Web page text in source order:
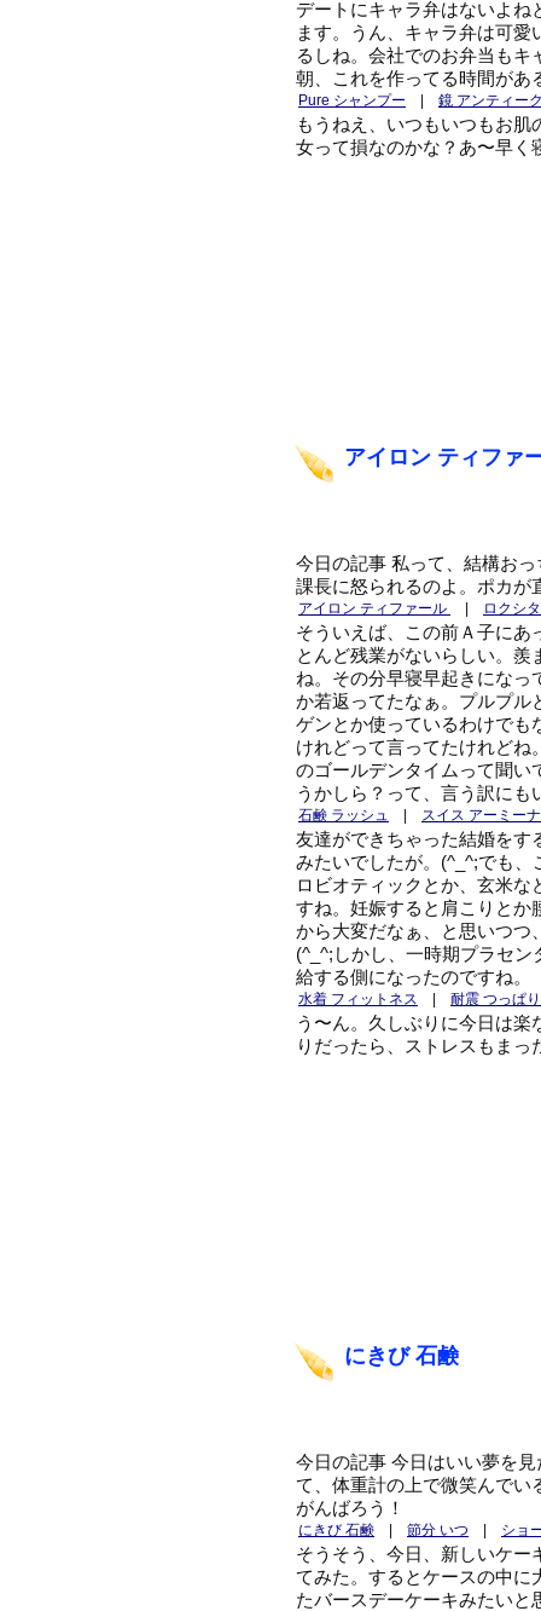
デートにキャラ弁はないよね
ます。うん、キャラ弁は可
るしね。会社でのお弁当も
朝、これを作ってる時間があ
Pure シャンプー 鏡 アンティー
もうねえ、いつもいつもお
女って損なのかな？あ〜早く
アイロン ティファ
今日の記事 私って、結構お
課長に怒られるのよ。ポカが
アイロン ティファール ロクシ
そういえば、この前Ａ子にあ
とんど残業がないらしい。
ね。その分早寝早起きになっ
か若返ってたなぁ。プルプル
ゲンとか使っているわけでも
けれどって言ってたけれどね
のゴールデンタイムって聞い
うかしら？って、言う訳にも
石鹸 ラッシュ スイス アーミー
友達ができちゃった結婚をす
みたいでしたが。(^_^;でも
ロビオティックとか、玄米
すね。妊娠すると肩こりとか
から大変だなぁ、と思いつつ
(^_^;しかし、一時期プラセ
給する側になったのですね。
水着 フィットネス 耐震 つっぱり
う〜ん。久しぶりに今日は
りだったら、ストレスもまっ
にきび 石鹸
今日の記事 今日はいい夢を
て、体重計の上で微笑んでい
がんばろう！
にきび 石鹸 節分 いつ ショ
そうそう、今日、新しいケー
てみた。するとケースの中に
たバースデーケーキみたいと